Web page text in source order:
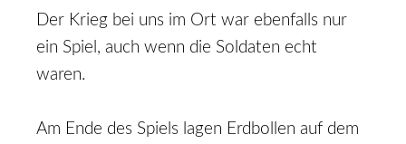
Der Krieg bei uns im Ort war ebenfalls nur
ein Spiel, auch wenn die Soldaten echt
waren.
Am Ende des Spiels lagen Erdbollen auf dem